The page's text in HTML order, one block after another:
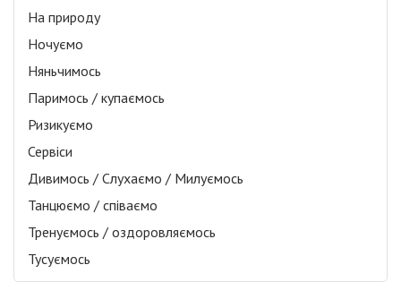
На природу
Ночуємо
Няньчимось
Паримось / купаємось
Ризикуємо
Сервіси
Дивимось / Слухаємо / Милуємось
Танцюємо / співаємо
Тренуємось / оздоровляємось
Тусуємось